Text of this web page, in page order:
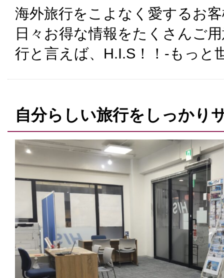
海外旅行をこよなく愛するお
日々お得な情報をたくさんご
行と言えば、H.I.S！！-もっと
自分らしい旅行をしっかり